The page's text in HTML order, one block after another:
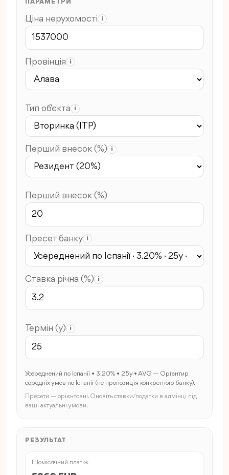
ПАРАМЕТРИ
Ціна нерухомості i
Провінція i
Тип об’єкта i
Перший внесок (%) i
Перший внесок (%)
Пресет банку i
Ставка річна (%) i
Термін (y) i
Усереднений по Іспанії • 3.20% • 25y • AVG — Орієнтир
середніх умов по Іспанії (не пропозиція конкретного банку).
Пресети — орієнтовні. Оновіть ставки/податки в адмінці під
ваші актуальні умови.
РЕЗУЛЬТАТ
Щомісячний платіж